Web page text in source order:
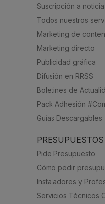
Suscripción a
Todos nuestros
Marketing de
Marketing directo
Publicidad gráfica
Difusión en RRSS
Boletines de
Pack Adhesión
Guías Descargables
PRESUPUESTOS
Pide Presupuesto
Cómo pedir
Instaladores y
Servicios Técnicos